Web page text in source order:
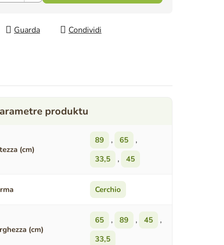
Guarda Condividi
(cm)
89 , 65
,
33,5
, 45
Cerchio
(cm)
65 , 89 , 45
,
33,5